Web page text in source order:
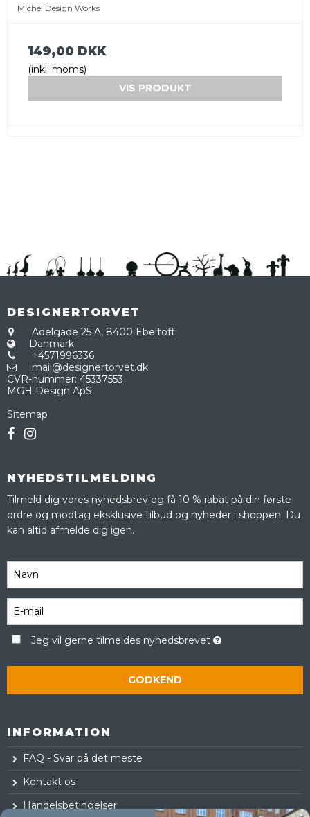
Michel Design Works
149,00 DKK
(inkl. moms)
VIS PRODUKT
DESIGNERTORVET
Adelgade 25 A, 8400 Ebeltoft
Danmark
+4571996336
mail@designertorvet.dk
CVR-nummer: 45337553
MGH Design ApS
Sitemap
NYHEDSTILMELDING
Tilmeld dig vores nyhedsbrev og få 10 % rabat på din første
ordre og modtag eksklusive tilbud og nyheder i shoppen. Du
kan altid afmelde dig igen.
Jeg vil gerne tilmeldes nyhedsbrevet
GODKEND
INFORMATION
FAQ - Svar på det meste
Kontakt os
Handelsbetingelser